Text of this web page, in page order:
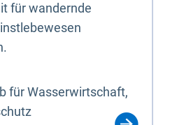
für wandernde
für Wasserwirtschaft,